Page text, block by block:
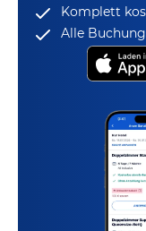
Komplett
Alle